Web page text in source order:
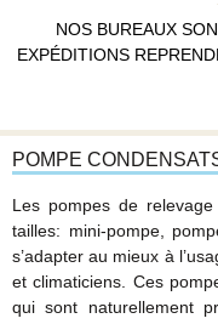
NOS BUREAUX
EXPÉDITIONS
POMPE
Les pompes de
tailles: mini-pompe,
s’adapter au mieux à
et climaticiens. Ces
qui sont naturellement